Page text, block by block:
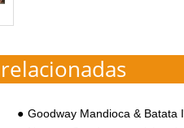
Goodway Mandioca & Batata Industry's 2011 Reunião de Comunicação